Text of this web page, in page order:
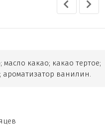
масло какао; какао тертое;
ароматизатор ванилин.